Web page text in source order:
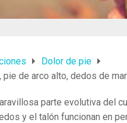
Dolor de pie
de arco alto, dedos de
parte evolutiva del
y el talón funcionan en